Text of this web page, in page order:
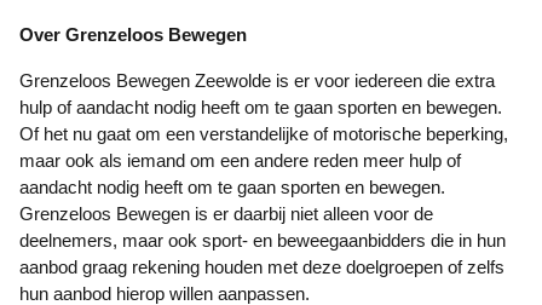
Over Grenzeloos Bewegen
Grenzeloos Bewegen Zeewolde is er voor iedereen die extra
hulp of aandacht nodig heeft om te gaan sporten en bewegen.
Of het nu gaat om een verstandelijke of motorische beperking,
maar ook als iemand om een andere reden meer hulp of
aandacht nodig heeft om te gaan sporten en bewegen.
Grenzeloos Bewegen is er daarbij niet alleen voor de
deelnemers, maar ook sport- en beweegaanbidders die in hun
aanbod graag rekening houden met deze doelgroepen of zelfs
hun aanbod hierop willen aanpassen.